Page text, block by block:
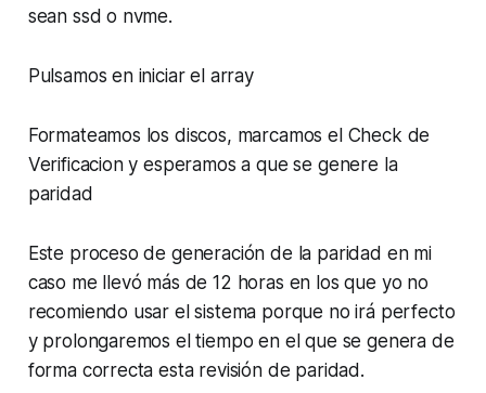
sean ssd o nvme.
Pulsamos en iniciar el array
Formateamos los discos, marcamos el Check de
Verificacion y esperamos a que se genere la
paridad
Este proceso de generación de la paridad en mi
caso me llevó más de 12 horas en los que yo no
recomiendo usar el sistema porque no irá perfecto
y prolongaremos el tiempo en el que se genera de
forma correcta esta revisión de paridad.